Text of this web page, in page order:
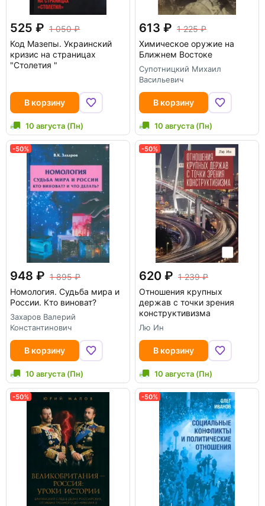
525
1 050
Код Мазепы. Украинский
кризис на страницах
"Столетия "
В корзину
10 августа (Пн)
613
1 225
Химическое оружие на
Ближнем Востоке
Супотницкий Михаил
Васильевич
В корзину
10 августа (Пн)
-50%
948
1 895
Номология. Судьба мира и
России. Кто виноват?
Захаров Валерий
Константинович
В корзину
10 августа (Пн)
-50%
620
1 239
Отношения крупных
держав с точки зрения
конструктивизма
Лю Ин
В корзину
10 августа (Пн)
-50% -50%